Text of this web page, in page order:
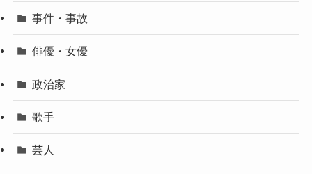
事件・事故
俳優・女優
政治家
歌手
芸人